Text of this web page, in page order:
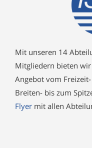
Mit unseren 14
Mitgliedern bieten
Angebot vom
Breiten- bis zum
Flyer mit allen